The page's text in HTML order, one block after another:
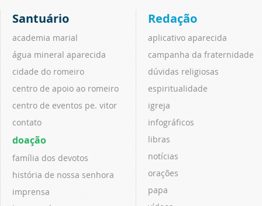
Santuário
academia marial
água mineral aparecida
cidade do romeiro
centro de apoio ao romeiro
centro de eventos pe. vitor
contato
doação
família dos devotos
história de nossa senhora
imprensa
Redação
aplicativo aparecida
campanha da fraternidade
dúvidas religiosas
espiritualidade
igreja
infográficos
libras
notícias
orações
papa